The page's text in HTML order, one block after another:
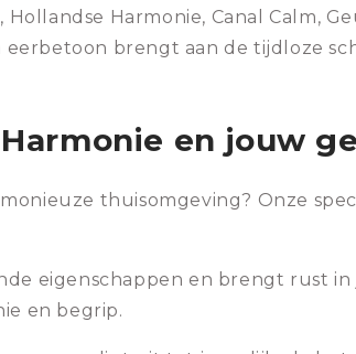
Harmonie, Canal Calm,
brengt aan de tijdloze
en jouw
thuisomgeving? Onze
eigenschappen en brengt rust
en begrip.